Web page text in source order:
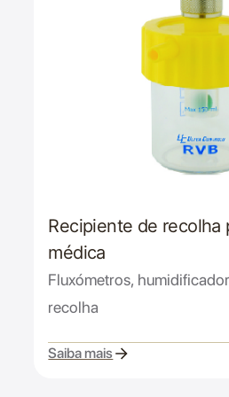
Recipiente de recolha
médica
Fluxómetros,
recolha
Saiba mais